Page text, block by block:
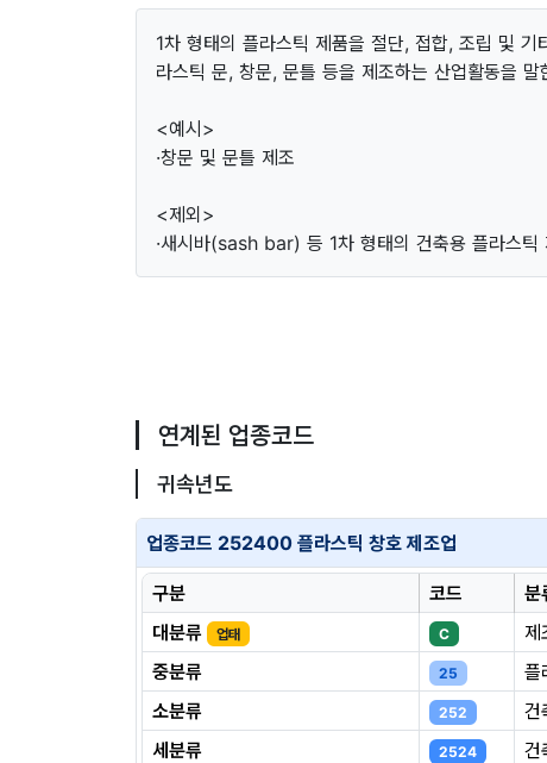
1차 형태의 플라스틱 제품을 절단, 접합, 조립 및
라스틱 문, 창문, 문틀 등을 제조하는 산업활동을 말
<예시>
·창문 및 문틀 제조
<제외>
·새시바(sash bar) 등 1차 형태의 건축용 플라스
연계된 업종코드
귀속년도
업종코드 252400 플라스틱 창호 제조업
구분 코드
분
대분류
업태 C
제
중분류
25
플
소분류
252
건
세분류
2524
건